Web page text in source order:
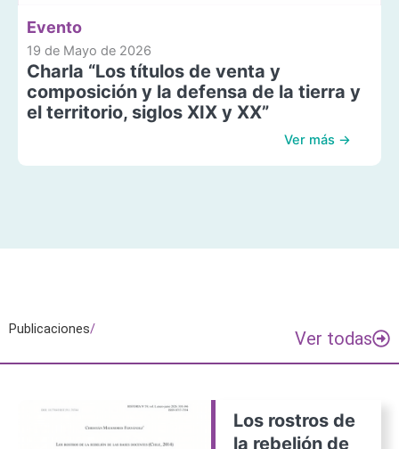
Evento
19 de Mayo de 2026
Charla “Los títulos de venta y
composición y la defensa de la tierra y
el territorio, siglos XIX y XX”
Ver más →
Publicaciones/ Ver todas
Los rostros de
la rebelión de